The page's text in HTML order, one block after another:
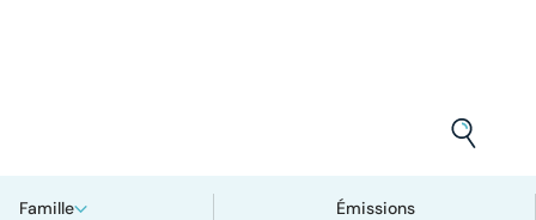
Famille Émissions